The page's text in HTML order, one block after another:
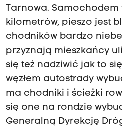
Tarnowa.
kilometrów, pieszo jest
chodników bardzo
przyznają mieszkańcy
się też nadziwić jak to się
węzłem autostrady
ma chodniki i ścieżki
się one na rondzie
Generalną Dyrekcję